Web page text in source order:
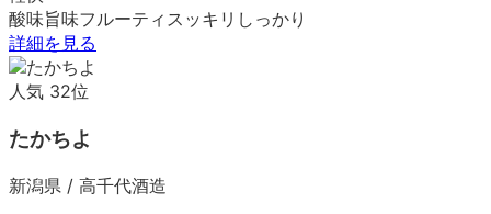
酸味旨味フルーティ スッキリ しっかり
詳細を見る
人気 32位
たかちよ
新潟県 / 高千代酒造